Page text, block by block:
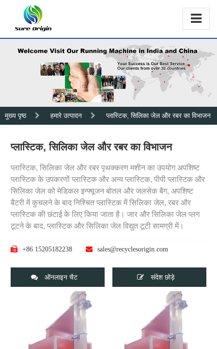
मुख्य पृष्ठ हमारे उत्पादन प्लास्टिक, सिलिका जेल और रबर का विभाजन
प्लास्टिक, सिलिका जेल और रबर का विभाजन
प्लास्टिक, सिलिका जेल और रबर पृथक्करण मशीन का उपयोग अपशिष्ट
प्लास्टिक के उपकरणों प्लास्टिक और अन्य प्लास्टिक, पीपी प्लास्टिक और
सिलिका जेल को मेडिकल इन्फ्यूजन बोतल और जलसेक बैग, अपशिष्ट
बैटरी में कुचलने के बाद निश्चित प्लास्टिक में सिलिका जेल, रबर और
प्लास्टिक की छंटाई के लिए किया जाता है। जार और सिलिका जेल प्लग
टूटने के बाद, प्लास्टिक और सिलिका जेल विद्युत टूटी सामग्री में।
+86 15205182238 sales@recyclesorigin.com
ऑनलाइन चैट संदेश छोड़े